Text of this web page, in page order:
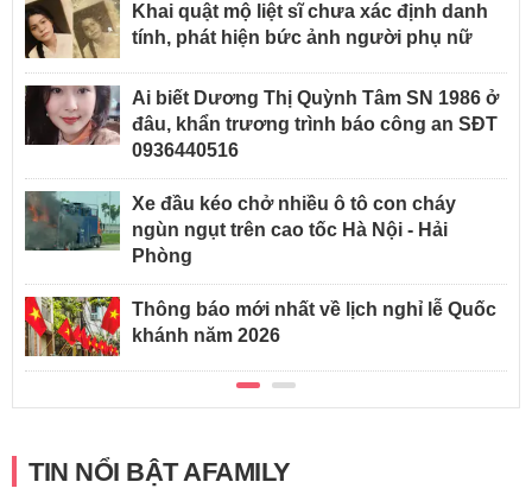
Khai quật mộ liệt sĩ chưa xác định danh
tính, phát hiện bức ảnh người phụ nữ
Ai biết Dương Thị Quỳnh Tâm SN 1986 ở
đâu, khẩn trương trình báo công an SĐT
0936440516
Xe đầu kéo chở nhiều ô tô con cháy
ngùn ngụt trên cao tốc Hà Nội - Hải
Phòng
Thông báo mới nhất về lịch nghỉ lễ Quốc
khánh năm 2026
TIN NỔI BẬT AFAMILY